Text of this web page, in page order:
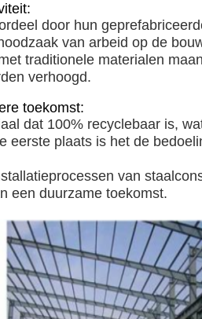
door hun
van arbeid op de
traditionele materialen
verhoogd.
toekomst:
dat 100% recyclebaar is,
eerste plaats is het de
van
een duurzame toekomst.